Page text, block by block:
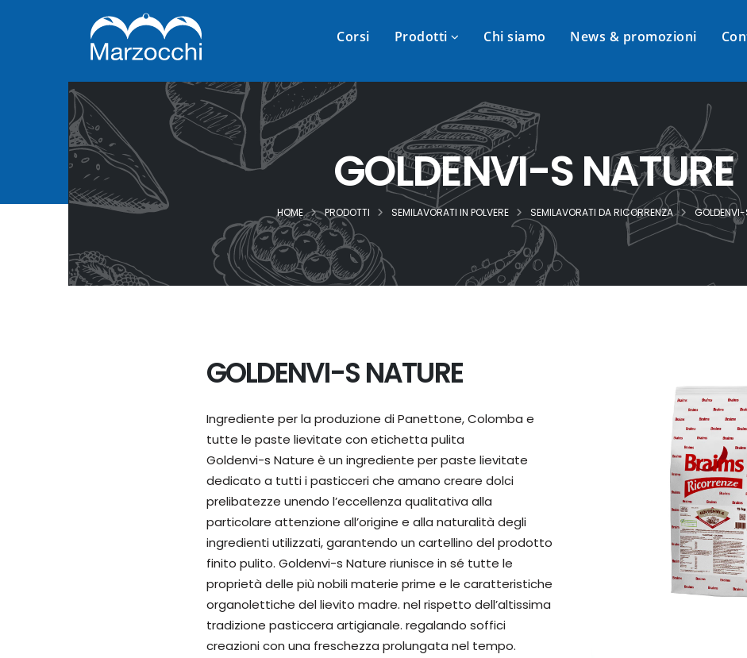
Corsi Prodotti Chi siamo News & promozioni
GOLDENVI-S NATURE
HOME PRODOTTI SEMILAVORATI IN POLVERE SEMILAVORATI DA RICORRENZA
GOLDENVI-S NATURE
Ingrediente per la produzione di Panettone, Colomba e
tutte le paste lievitate con etichetta pulita
Goldenvi-s Nature è un ingrediente per paste lievitate
dedicato a tutti i pasticceri che amano creare dolci
prelibatezze unendo l’eccellenza qualitativa alla
particolare attenzione all’origine e alla naturalità degli
ingredienti utilizzati, garantendo un cartellino del prodotto
finito pulito. Goldenvi-s Nature riunisce in sé tutte le
proprietà delle più nobili materie prime e le caratteristiche
organolettiche del lievito madre. nel rispetto dell’altissima
tradizione pasticcera artigianale. regalando soffici
creazioni con una freschezza prolungata nel tempo.